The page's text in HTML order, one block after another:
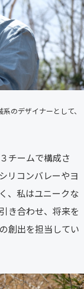
のデザイナーとして、
チームで構成さ
リコンバレーやヨ
、私はユニークな
き合わせ、将来を
創出を担当してい